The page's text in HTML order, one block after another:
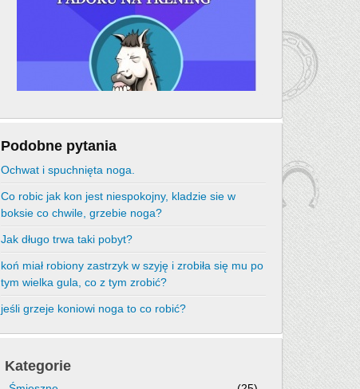
Podobne pytania
Ochwat i spuchnięta noga.
Co robic jak kon jest niespokojny, kladzie sie w
boksie co chwile, grzebie noga?
Jak długo trwa taki pobyt?
koń miał robiony zastrzyk w szyję i zrobiła się mu po
tym wielka gula, co z tym zrobić?
jeśli grzeje koniowi noga to co robić?
Kategorie